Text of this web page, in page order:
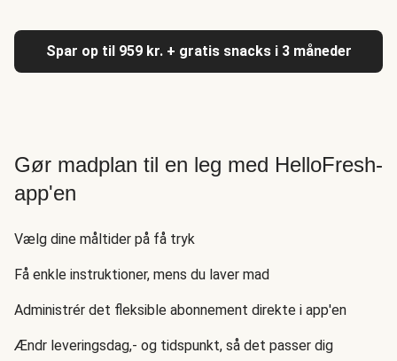
Spar op til 959 kr. + gratis snacks i 3 måneder
Gør madplan til en leg med HelloFresh-
app'en
Vælg dine måltider på få tryk
Få enkle instruktioner, mens du laver mad
Administrér det fleksible abonnement direkte i app'en
Ændr leveringsdag,- og tidspunkt, så det passer dig